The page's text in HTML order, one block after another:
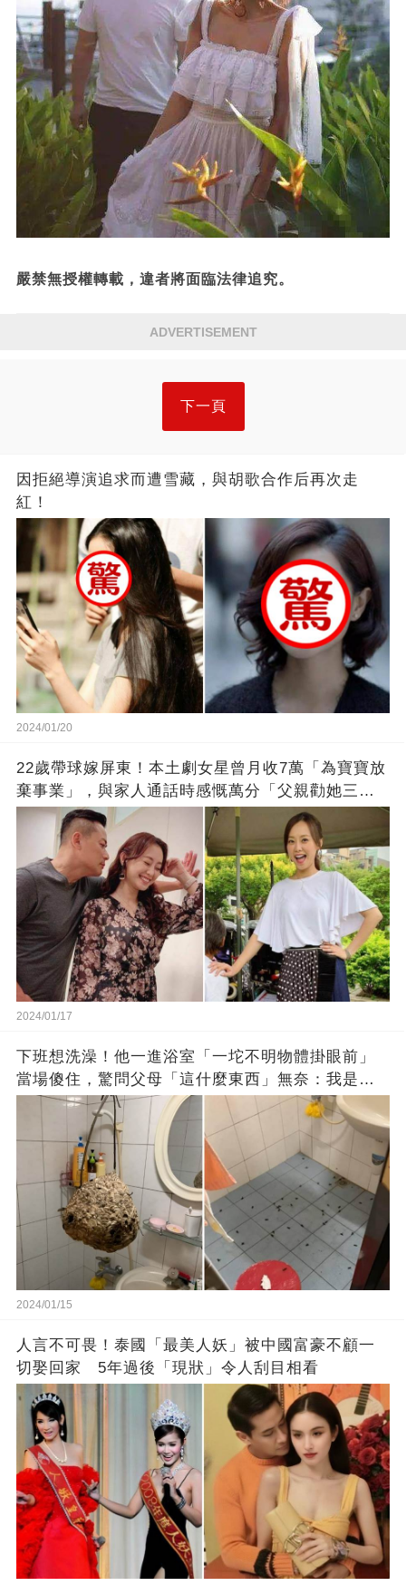
嚴禁無授權轉載，違者將面臨法律追究。
ADVERTISEMENT
下一頁
因拒絕導演追求而遭雪藏，與胡歌合作后再次走
紅！
2024/01/20
22歲帶球嫁屏東！本土劇女星曾月收7萬「為寶寶放
棄事業」，與家人通話時感慨萬分「父親勸她三
思」：只有過一次眼淚
2024/01/17
下班想洗澡！他一進浴室「一坨不明物體掛眼前」
當場傻住，驚問父母「這什麼東西」無奈：我是親
生的嗎？
2024/01/15
人言不可畏！泰國「最美人妖」被中國富豪不顧一
切娶回家 5年過後「現狀」令人刮目相看